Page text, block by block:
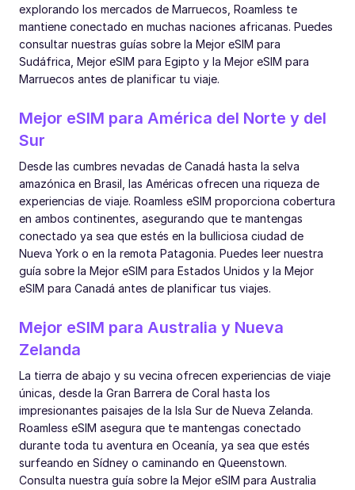
explorando los mercados de Marruecos, Roamless te
mantiene conectado en muchas naciones africanas. Puedes
consultar nuestras guías sobre la Mejor eSIM para
Sudáfrica, Mejor eSIM para Egipto y la Mejor eSIM para
Marruecos antes de planificar tu viaje.
Mejor eSIM para América del Norte y del
Sur
Desde las cumbres nevadas de Canadá hasta la selva
amazónica en Brasil, las Américas ofrecen una riqueza de
experiencias de viaje. Roamless eSIM proporciona cobertura
en ambos continentes, asegurando que te mantengas
conectado ya sea que estés en la bulliciosa ciudad de
Nueva York o en la remota Patagonia. Puedes leer nuestra
guía sobre la Mejor eSIM para Estados Unidos y la Mejor
eSIM para Canadá antes de planificar tus viajes.
Mejor eSIM para Australia y Nueva
Zelanda
La tierra de abajo y su vecina ofrecen experiencias de viaje
únicas, desde la Gran Barrera de Coral hasta los
impresionantes paisajes de la Isla Sur de Nueva Zelanda.
Roamless eSIM asegura que te mantengas conectado
durante toda tu aventura en Oceanía, ya sea que estés
surfeando en Sídney o caminando en Queenstown.
Consulta nuestra guía sobre la Mejor eSIM para Australia